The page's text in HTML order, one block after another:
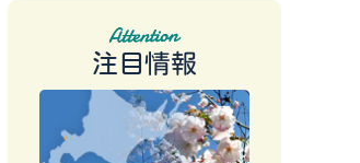
注目情報